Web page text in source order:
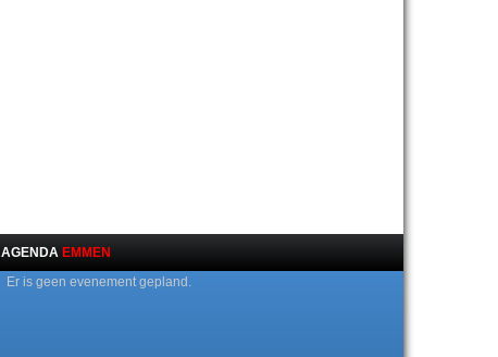
AGENDA EMMEN
Er is geen evenement gepland.